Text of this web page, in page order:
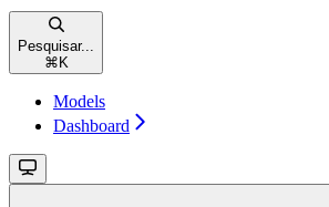
Pesquisar...
⌘ K
Models
Dashboard